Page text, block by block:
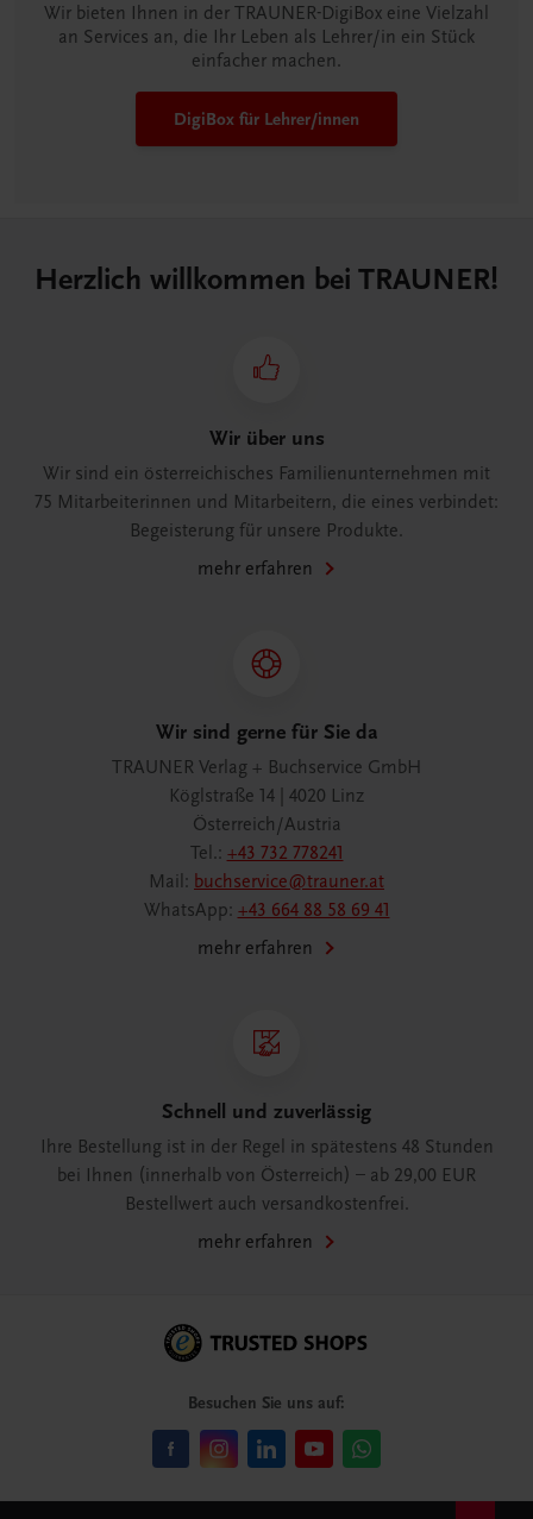
Wir bieten Ihnen in der TRAUNER-DigiBox eine Vielzahl
an Services an, die Ihr Leben als Lehrer/in ein Stück
einfacher machen.
DigiBox für Lehrer/innen
Herzlich willkommen bei TRAUNER!
Wir über uns
Wir sind ein österreichisches Familienunternehmen mit
75 Mitarbeiterinnen und Mitarbeitern, die eines verbindet:
Begeisterung für unsere Produkte.
mehr erfahren
Wir sind gerne für Sie da
TRAUNER Verlag + Buchservice GmbH
Köglstraße 14 | 4020 Linz
Österreich/Austria
Tel.: +43 732 778241
Mail: buchservice@trauner.at
WhatsApp: +43 664 88 58 69 41
mehr erfahren
Schnell und zuverlässig
Ihre Bestellung ist in der Regel in spätestens 48 Stunden
bei Ihnen (innerhalb von Österreich) – ab 29,00 EUR
Bestellwert auch versandkostenfrei.
mehr erfahren
Besuchen Sie uns auf: